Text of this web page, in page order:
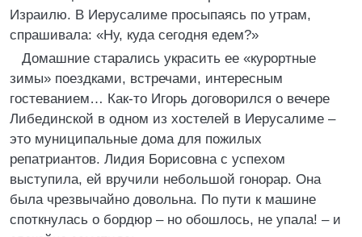
Израилю. В Иерусалиме просыпаясь по утрам,
спрашивала: «Ну, куда сегодня едем?»
Домашние старались украсить ее «курортные
зимы» поездками, встречами, интересным
гостеванием… Как-то Игорь договорился о вечере
Либединской в одном из хостелей в Иерусалиме –
это муниципальные дома для пожилых
репатриантов. Лидия Борисовна с успехом
выступила, ей вручили небольшой гонорар. Она
была чрезвычайно довольна. По пути к машине
споткнулась о бордюр – но обошлось, не упала! – и